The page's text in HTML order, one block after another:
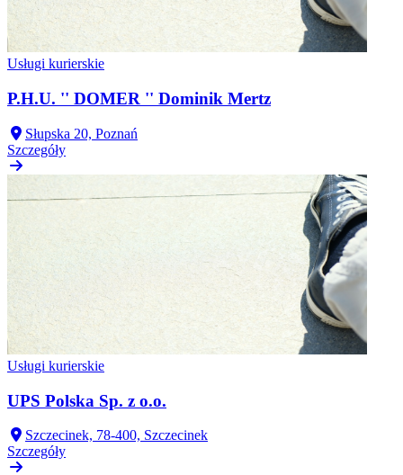
Usługi kurierskie
P.H.U. '' DOMER '' Dominik Mertz
Słupska 20, Poznań
Szczegóły
Usługi kurierskie
UPS Polska Sp. z o.o.
Szczecinek, 78-400, Szczecinek
Szczegóły